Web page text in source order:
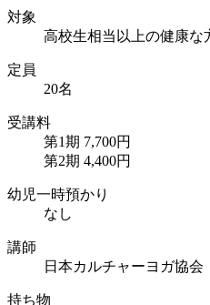
対象
高校生相当以上の健康な
定員
20名
受講料
第1期 7,700円
第2期 4,400円
幼児一時預かり
なし
講師
日本カルチャーヨガ協
持ち物